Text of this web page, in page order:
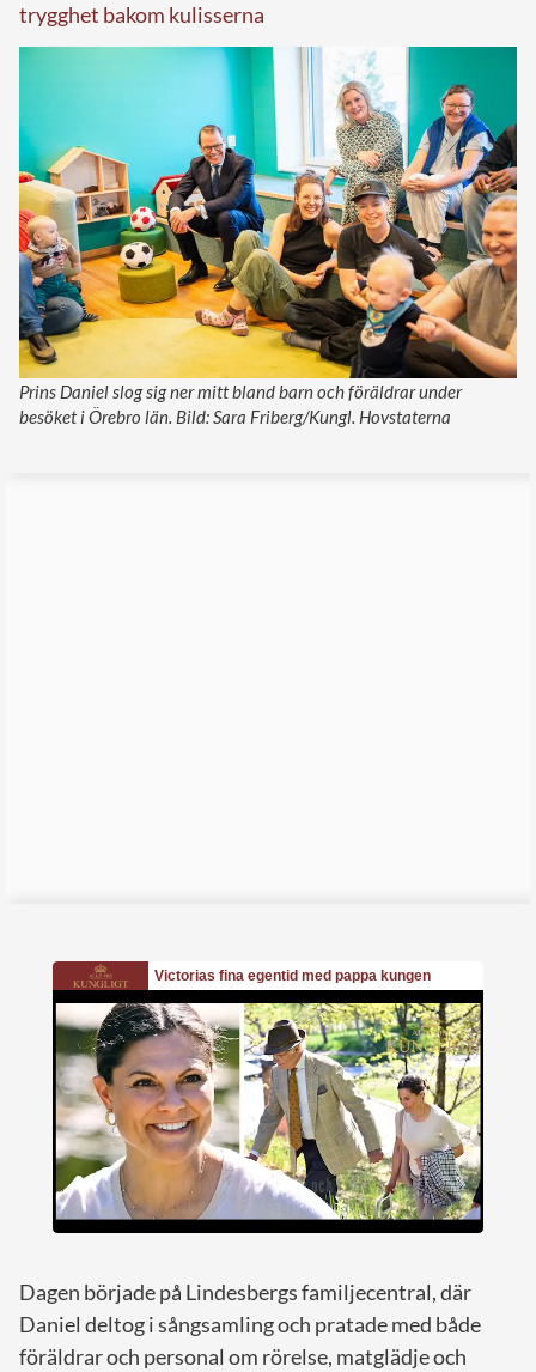
trygghet bakom kulisserna
Prins Daniel slog sig ner mitt bland barn och föräldrar under
besöket i Örebro län. Bild: Sara Friberg/Kungl. Hovstaterna
Dagen började på Lindesbergs familjecentral, där
Daniel deltog i sångsamling och pratade med både
föräldrar och personal om rörelse, matglädje och